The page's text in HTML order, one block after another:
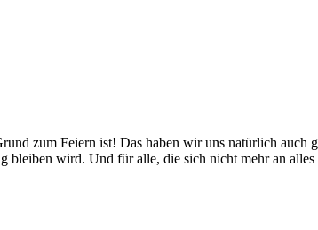
zum Feiern ist! Das haben wir uns natürlich auch
wird. Und für alle, die sich nicht mehr an